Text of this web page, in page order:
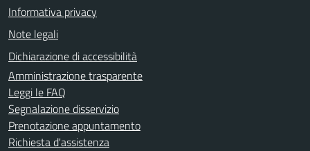
Informativa privacy
Note legali
Dichiarazione di accessibilità
Amministrazione trasparente
Leggi le FAQ
Segnalazione disservizio
Prenotazione appuntamento
Richiesta d'assistenza